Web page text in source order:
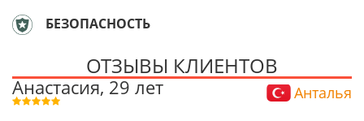
БЕЗОПАСНОСТЬ
ОТЗЫВЫ КЛИЕНТОВ
Анастасия, 29 лет Анталья